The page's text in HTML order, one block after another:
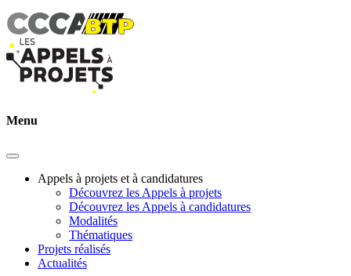
Menu
Appels à projets et à candidatures
Découvrez les Appels à projets
Découvrez les Appels à candidatures
Modalités
Thématiques
Projets réalisés
Actualités